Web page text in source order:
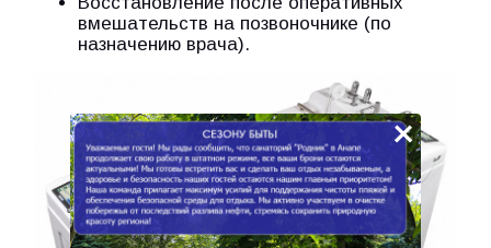
вмешательств на позвоночнике (по
назначению врача).
×